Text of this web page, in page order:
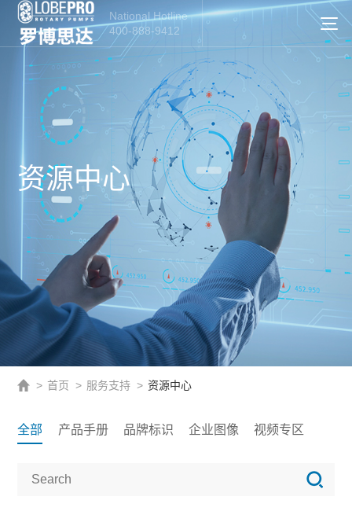
National Hotline
400-888-9412
资源中心
> 首页 > 服务支持 > 资源中心
全部 产品手册 品牌标识 企业图像 视频专区